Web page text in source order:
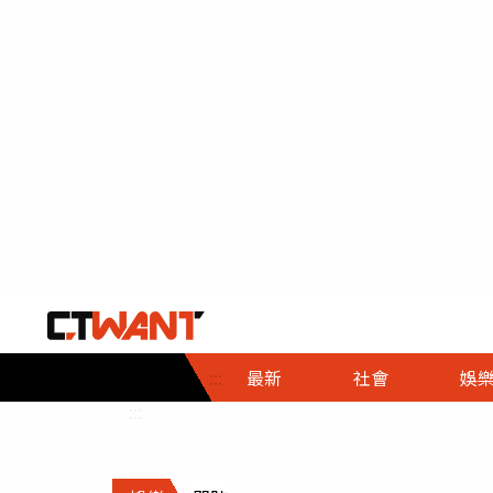
::: 最新 社會
社會首頁
時事
調查
娛樂
娛樂首頁
即時
財經首頁
熱線
政